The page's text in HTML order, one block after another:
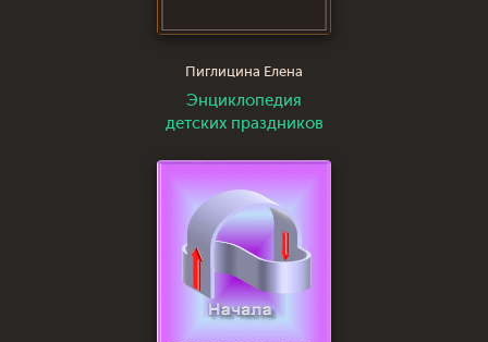
Пиглицина Елена
Энциклопедия
детских праздников